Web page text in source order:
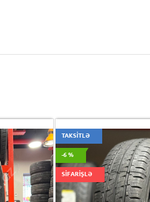
TAKSİTLƏ
-6 %
SİFARİŞLƏ